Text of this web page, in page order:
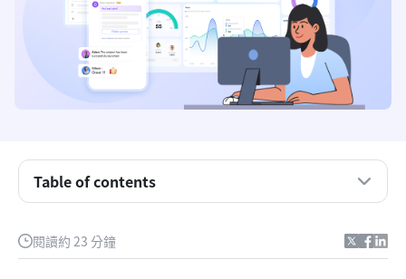
閱讀約 23 分鐘
Table of contents
什麼是銷售賦能？